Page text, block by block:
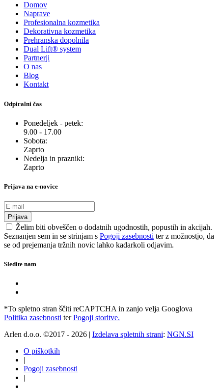
Domov
Naprave
Profesionalna kozmetika
Dekorativna kozmetika
Prehranska dopolnila
Dual Lift® system
Partnerji
O nas
Blog
Kontakt
Odpiralni čas
Ponedeljek - petek:
9.00 - 17.00
Sobota:
Zaprto
Nedelja in prazniki:
Zaprto
Prijava na e-novice
Prijava
Želim biti obveščen o dodatnih ugodnostih, popustih in akcijah.
Seznanjen sem in se strinjam s Pogoji zasebnosti ter z možnostjo, da
se od prejemanja tržnih novic lahko kadarkoli odjavim.
Sledite nam
*To spletno stran ščiti reCAPTCHA in zanjo velja Googlova
Politika zasebnosti terPogoji storitve.
Arlen d.o.o. ©2017 - 2026 | Izdelava spletnih strani: NGN.SI
O piškotkih
|
Pogoji zasebnosti
|